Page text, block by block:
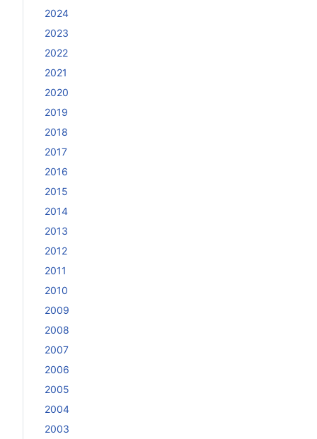
2024
2023
2022
2021
2020
2019
2018
2017
2016
2015
2014
2013
2012
2011
2010
2009
2008
2007
2006
2005
2004
2003